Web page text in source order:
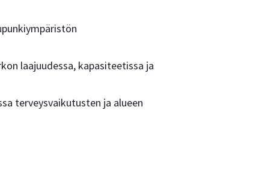
laajuudessa, kapasiteetissa ja
terveysvaikutusten ja alueen